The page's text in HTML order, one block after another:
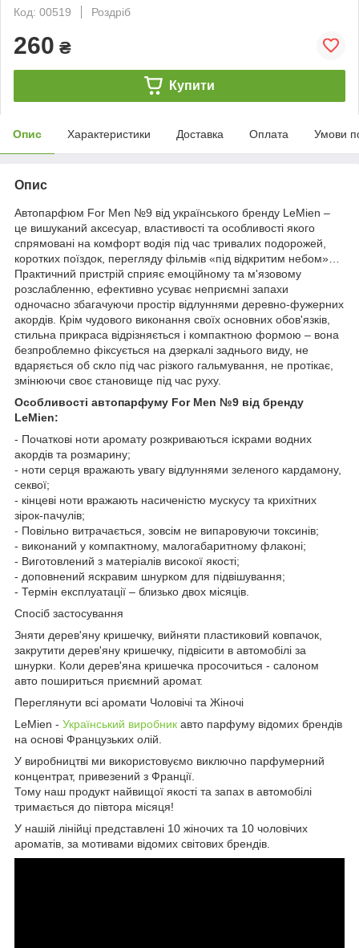
Код: 00519
Роздріб
260 ₴
Купити
Опис Характеристики Доставка Оплата Умови
Опис
Автопарфюм For Men №9 від українського бренду LeMien –
це вишуканий аксесуар, властивості та особливості якого
спрямовані на комфорт водія під час тривалих подорожей,
коротких поїздок, перегляду фільмів «під відкритим небом»…
Практичний пристрій сприяє емоційному та м'язовому
розслабленню, ефективно усуває неприємні запахи
одночасно збагачуючи простір відлуннями деревно-фужерних
акордів. Крім чудового виконання своїх основних обов'язків,
стильна прикраса відрізняється і компактною формою – вона
безпроблемно фіксується на дзеркалі заднього виду, не
вдаряється об скло під час різкого гальмування, не протікає,
змінюючи своє становище під час руху.
Особливості автопарфуму For Men №9 від бренду
LeMien:
- Початкові ноти аромату розкриваються іскрами водних
акордів та розмарину;
- ноти серця вражають увагу відлуннями зеленого кардамону,
секвої;
- кінцеві ноти вражають насиченістю мускусу та крихітних
зірок-пачулів;
- Повільно витрачається, зовсім не випаровуючи токсинів;
- виконаний у компактному, малогабаритному флаконі;
- Виготовлений з матеріалів високої якості;
- доповнений яскравим шнурком для підвішування;
- Термін експлуатації – близько двох місяців.
Спосіб застосування
Зняти дерев'яну кришечку, вийняти пластиковий ковпачок,
закрутити дерев'яну кришечку, підвісити в автомобілі за
шнурки. Коли дерев'яна кришечка просочиться - салоном
авто пошириться приємний аромат.
Переглянути всі аромати Чоловічі та Жіночі
LeMien - Український виробник авто парфуму відомих брендів
на основі Французьких олій.
У виробництві ми використовуємо виключно парфумерний
концентрат, привезений з Франції.
Тому наш продукт найвищої якості та запах в автомобілі
тримається до півтора місяця!
У нашій лінійці представлені 10 жіночих та 10 чоловічих
ароматів, за мотивами відомих світових брендів.